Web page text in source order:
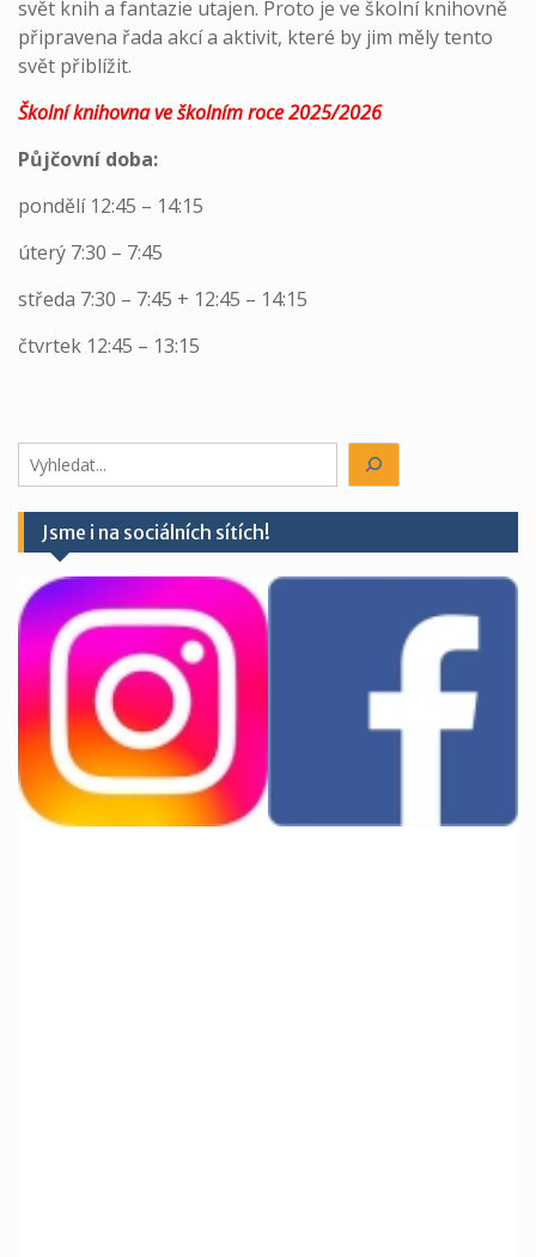
svět knih a fantazie utajen. Proto je ve školní knihovně
připravena řada akcí a aktivit, které by jim měly tento
svět přiblížit.
Školní knihovna ve školním roce 2025/2026
Půjčovní doba:
pondělí 12:45 – 14:15
úterý 7:30 – 7:45
středa 7:30 – 7:45 + 12:45 – 14:15
čtvrtek 12:45 – 13:15
Hledáte
něco?
Jsme i na sociálních sítích!